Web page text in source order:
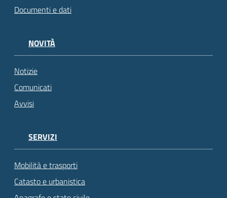
Documenti e dati
NOVITÀ
Notizie
Comunicati
Avvisi
SERVIZI
Mobilità e trasporti
Catasto e urbanistica